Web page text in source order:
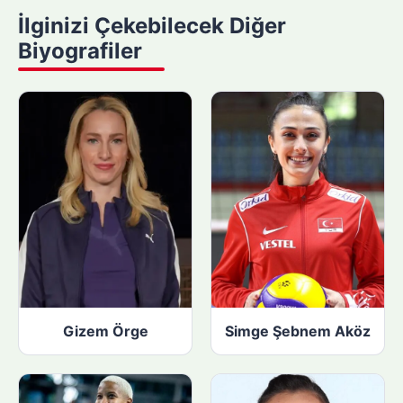
y
a
p
n
İlginizi Çekebilecek Diğer
Biyografiler
Gizem Örge Simge Şebnem Aköz